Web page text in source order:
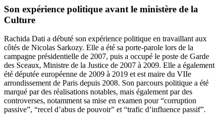
Son expérience politique avant le ministère de la
Culture
Rachida Dati a débuté son expérience politique en travaillant aux
côtés de Nicolas Sarkozy. Elle a été sa porte-parole lors de la
campagne présidentielle de 2007, puis a occupé le poste de Garde
des Sceaux, Ministre de la Justice de 2007 à 2009. Elle a également
été députée européenne de 2009 à 2019 et est maire du VIIe
arrondissement de Paris depuis 2008. Son parcours politique a été
marqué par des réalisations notables, mais également par des
controverses, notamment sa mise en examen pour “corruption
passive”, “recel d’abus de pouvoir” et “trafic d’influence passif”.